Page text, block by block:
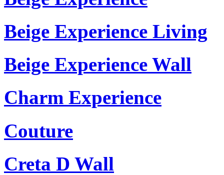
Beige Experience Living
Beige Experience Wall
Charm Experience
Couture
Creta D Wall